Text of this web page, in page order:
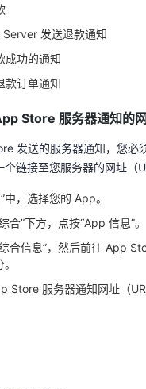
发送退款通知
成功的通知
款订单通知
Store 服务器通知的网
发送的服务器通知，您必
链接至您服务器的网址（
中，选择您的 App。
合”下方，点按“App 信息”。
合信息”，然后前往 App
Store 服务器通知网址（